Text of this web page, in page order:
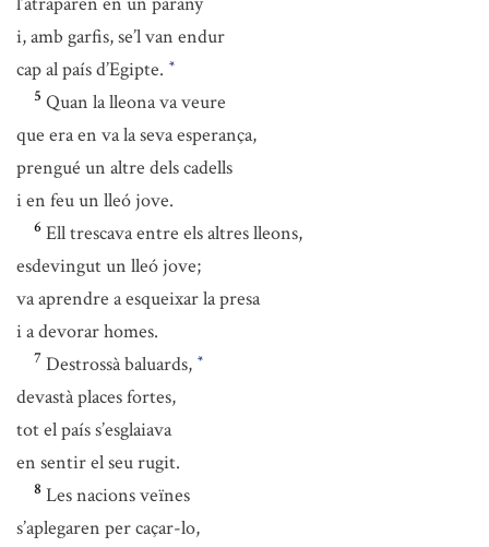
i, amb garfis, se’l van endur
cap al país d’Egipte. *
5 Quan la lleona va veure
que era en va la seva esperança,
prengué un altre dels cadells
i en feu un lleó jove.
6 Ell trescava entre els altres lleons,
esdevingut un lleó jove;
va aprendre a esqueixar la presa
i a devorar homes.
7 Destrossà baluards, *
devastà places fortes,
tot el país s’esglaiava
en sentir el seu rugit.
8 Les nacions veïnes
s’aplegaren per caçar-lo,